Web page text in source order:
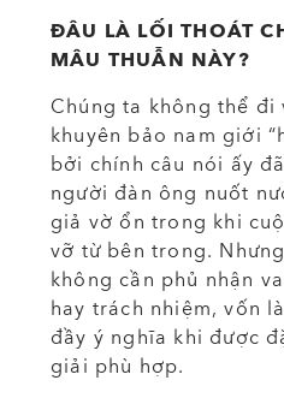
ĐÂU LÀ LỐI THOÁT
MÂU THUẪN NÀY?
Chúng ta không thể đi
khuyên bảo nam giới
bởi chính câu nói ấy
người đàn ông nuốt
giả vờ ổn trong khi
vỡ từ bên trong.
không cần phủ nhận
hay trách nhiệm, vốn
đầy ý nghĩa khi được
giải phù hợp.